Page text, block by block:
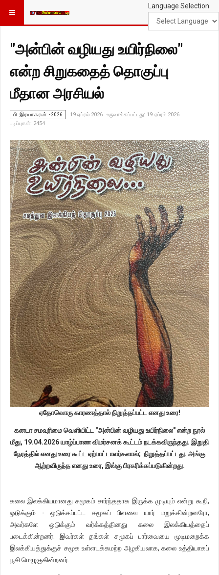
Language Selection
"அன்பின் வழியது உயிர்நிலை"
என்ற சிறுகதைத் தொகுப்பு
மீதான அரசியல்
பி.இரயாகரன் -2026 19 ஏப்ரல் 2026
உருவாக்கப்பட்டது: 19 ஏப்ரல் 2026
படிப்புகள்: 2454
ஏதோவொரு காரணத்தால் நிறுத்தப்பட்ட எனது உரை!
கனடா சமவுரிமை வெளியிட்ட "அன்பின் வழியது உயிர்நிலை" என்ற நூல்
மீது, 19.04.2026 யாழ்ப்பாண விமர்சனக் கூட்டம் நடக்கவிருந்தது. இறுதி
நேரத்தில் எனது உரை கூட்ட ஏற்பாட்டாளர்களால்; நிறுத்தப்பட்டது. அங்கு
ஆற்றவிருந்த எனது உரை, இங்கு பிரசுரிக்கப்படுகின்றது.
கலை இலக்கியமானது சமூகம் சார்ந்ததாக இருக்க முடியும் என்று கூறி,
ஒடுக்கும் - ஒடுக்கப்பட்ட சமூகப் பிளவை யார் மறுக்கின்றனரோ,
அவர்களே ஒடுக்கும் வர்க்கத்தினது கலை இலக்கியத்தைப்
படைக்கின்றனர். இவர்கள் தங்கள் சமூகப் பார்வையை மூடிமறைக்க
இலக்கியத்துக்குச் சமூக உள்ளடக்கமற்ற அழகியலாக, கலை உத்தியாகப்
பூசி மெழுகுகின்றனர்.